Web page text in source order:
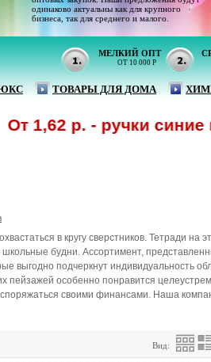
МЕЛКИЙ ОПТ
ОТ 10 000 Р
ТОВАРЫ ДЛЯ ДОМА
одинаково актуальны как для крупного
бизнеса, так для среднего и малого.
1,62 р. - ручки синие
в кругу сверстников. Тетради
будни. Ассортимент,
выгодно подчеркнут индивидуальность
пейзажей особенно понравится
своими финансами. Наша
Вид: